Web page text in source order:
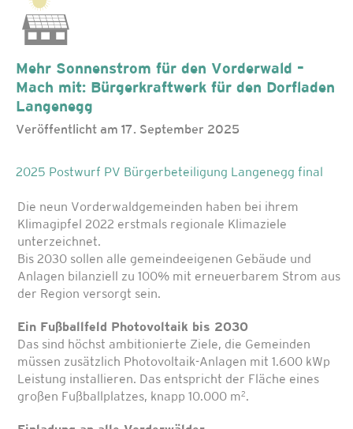
Mehr Sonnenstrom für den Vorderwald –
Mach mit: Bürgerkraftwerk für den Dorfladen
Langenegg
Veröffentlicht am 17. September 2025
2025 Postwurf PV Bürgerbeteiligung Langenegg final
Die neun Vorderwaldgemeinden haben bei ihrem
Klimagipfel 2022 erstmals regionale Kli­maziele
unterzeichnet.
Bis 2030 sollen alle gemeindeeigenen Gebäu­de und
Anlagen bilanziell zu 100% mit erneu­erbarem Strom aus
der Region versorgt sein.
Ein Fußballfeld Photovoltaik bis 2030
Das sind höchst ambitionierte Ziele, die Gemeinden
müssen zusätzlich Photovoltaik-Anlagen mit 1.600 kWp
Leistung installieren. Das entspricht der Fläche eines
großen Fußballplatzes, knapp 10.000 m2.